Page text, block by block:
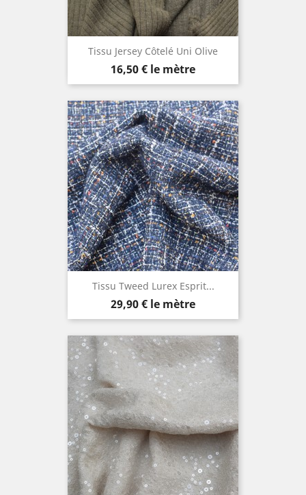
Tissu Jersey Côtelé Uni Olive
Prix
16,50 € le mètre
Tissu Tweed Lurex Esprit...
Prix
29,90 € le mètre